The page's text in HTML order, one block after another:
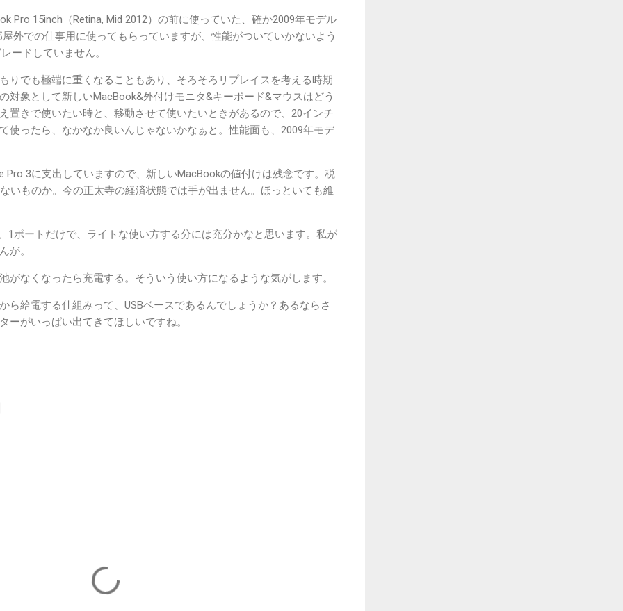
Pro 15inch（Retina, Mid 2012）の前に使っていた、確か2009年モデル
外での仕事用に使ってもらっていますが、性能がついていかないよう
ードしていません。
りでも極端に重くなることもあり、そろそろリプレイスを考える時期
対象として新しいMacBook&外付けモニタ&キーボード&マウスはどう
置きで使いたい時と、移動させて使いたいときがあるので、20インチ
使ったら、なかなか良いんじゃないかなぁと。性能面も、2009年モデ
Pro 3に支出していますので、新しいMacBookの値付けは残念です。税
いものか。今の正太寺の経済状態では手が出ません。ほっといても維
1ポートだけで、ライトな使い方する分には充分かなと思います。私が
が。
がなくなったら充電する。そういう使い方になるような気がします。
ら給電する仕組みって、USBベースであるんでしょうか？あるならさ
ーがいっぱい出てきてほしいですね。